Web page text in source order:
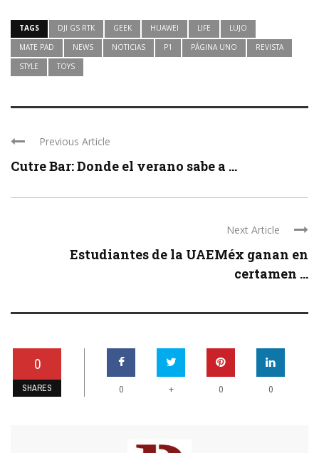
TAGS DJI GS RTK GEEK HUAWEI LIFE
LUJO
MATE PAD
NEWS NOTICIAS P1 PÁGINA UNO
REVISTA
STYLE
TOYS
Previous Article
Cutre Bar: Donde el verano sabe a ...
Next Article
Estudiantes de la UAEMéx ganan en
certamen ...
0
SHARES 0 + 0 0